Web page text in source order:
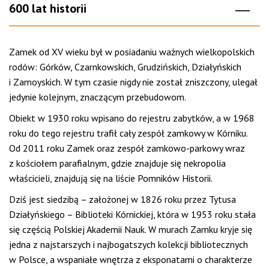
600 lat historii
Zamek od XV wieku był w posiadaniu ważnych wielkopolskich
rodów: Górków, Czarnkowskich, Grudzińskich, Działyńskich
i Zamoyskich. W tym czasie nigdy nie został zniszczony, ulegał
jedynie kolejnym, znaczącym przebudowom.
Obiekt w 1930 roku wpisano do rejestru zabytków, a w 1968
roku do tego rejestru trafił cały zespół zamkowy w Kórniku.
Od 2011 roku Zamek oraz zespół zamkowo-parkowy wraz
z kościołem parafialnym, gdzie znajduje się nekropolia
właścicieli, znajdują się na liście Pomników Historii.
Dziś jest siedzibą – założonej w 1826 roku przez Tytusa
Działyńskiego – Biblioteki Kórnickiej, która w 1953 roku stała
się częścią Polskiej Akademii Nauk. W murach Zamku kryje się
jedna z najstarszych i najbogatszych kolekcji bibliotecznych
w Polsce, a wspaniałe wnętrza z eksponatami o charakterze